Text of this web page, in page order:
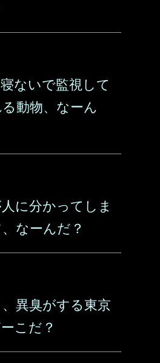
ないで監視して
動物、なーん
に分かってしま
なーんだ？
異臭がする東京
こだ？